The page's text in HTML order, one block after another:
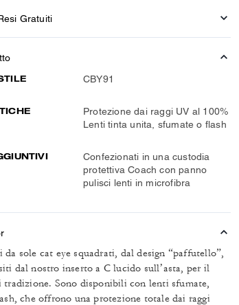
Gratuiti
CBY91
Protezione dai raggi UV al 100%
Lenti tinta unita, sfumate o flash
Confezionati in una custodia
protettiva Coach con panno
pulisci lenti in microfibra
sole cat eye squadrati, dal design “paffutello”,
dal nostro inserto a C lucido sull’asta, per il
tradizione. Sono disponibili con lenti sfumate,
che offrono una protezione totale dai raggi